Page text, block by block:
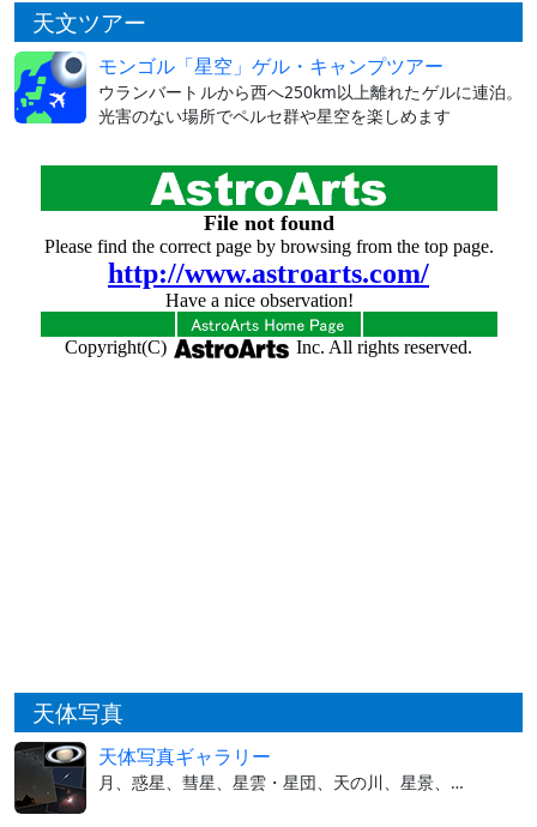
天文ツアー
モンゴル「星空」ゲル・キャンプツアー
ウランバートルから西へ250km以上離れたゲルに連泊。
光害のない場所でペルセ群や星空を楽しめます
天体写真
天体写真ギャラリー
月、惑星、彗星、星雲・星団、天の川、星景、…